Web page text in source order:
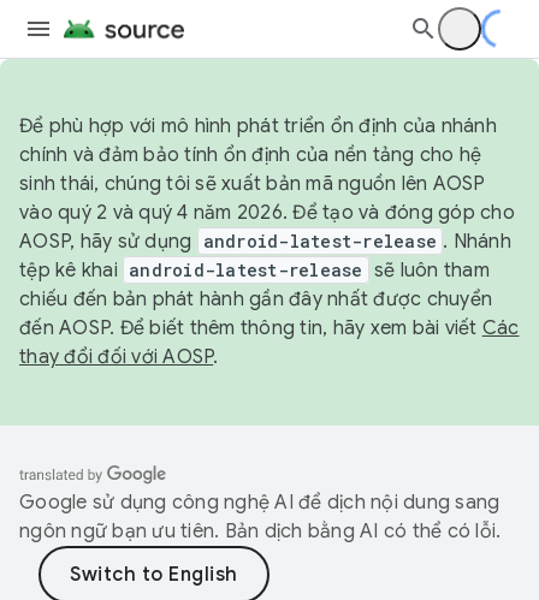
Để phù hợp với mô hình phát triển ổn định của nhánh
chính và đảm bảo tính ổn định của nền tảng cho hệ
sinh thái, chúng tôi sẽ xuất bản mã nguồn lên AOSP
vào quý 2 và quý 4 năm 2026. Để tạo và đóng góp cho
AOSP, hãy sử dụng
android-latest-release . Nhánh
tệp kê khai android-latest-release sẽ luôn tham
chiếu đến bản phát hành gần đây nhất được chuyển
đến AOSP. Để biết thêm thông tin, hãy xem bài viết Các
thay đổi đối với AOSP.
Google sử dụng công nghệ AI để dịch nội dung sang
ngôn ngữ bạn ưu tiên. Bản dịch bằng AI có thể có lỗi.